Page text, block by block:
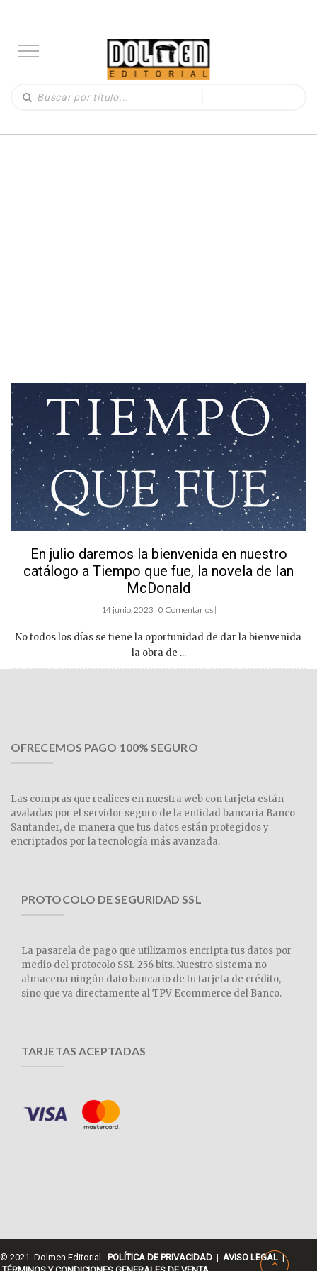
En julio daremos la bienvenida en nuestro
catálogo a Tiempo que fue, la novela de Ian
McDonald
14 junio, 2023 | 0 Comentarios |
No todos los días se tiene la oportunidad de dar la bienvenida
la obra de ...
OFRECEMOS PAGO 100% SEGURO
Las compras que realices en nuestra web con tarjeta están
avaladas por el servidor seguro de la entidad bancaria Banco
Santander, de manera que tus datos están protegidos y
encriptados por la tecnología más avanzada.
PROTOCOLO DE SEGURIDAD SSL
La pasarela de pago que utilizamos encripta tus datos por
medio del protocolo SSL 256 bits. Nuestro sistema no
almacena ningún dato bancario de tu tarjeta de crédito,
sino que va directamente al TPV Ecommerce del Banco.
TARJETAS ACEPTADAS
© 2021 Dolmen Editorial. POLÍTICA DE PRIVACIDAD | AVISO LEGAL |